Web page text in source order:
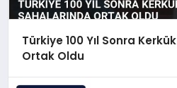
Türkiye 100 Yıl Sonra
Ortak Oldu